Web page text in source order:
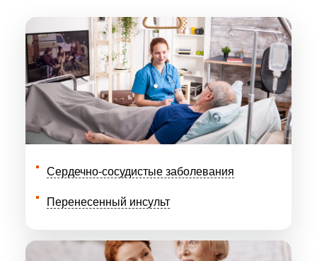
Сердечно-сосудистые заболевания
Перенесенный инсульт